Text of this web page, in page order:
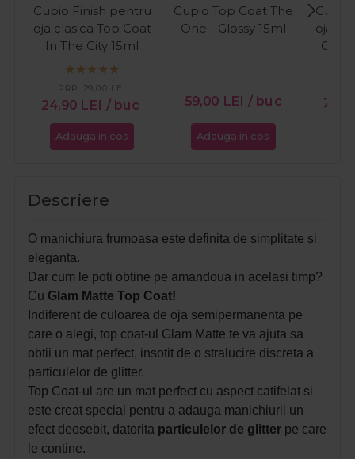
Cupio Finish pentru
oja clasica Top Coat
In The City 15ml
24,90 LEI / buc
PRP: 29,00 LEI
Adauga in cos
Cupio Top Coat The
One - Glossy 15ml
59,00 LEI / buc
Adauga in cos
Cupio
oja
Descriere
O manichiura frumoasa este definita de simplitate si
eleganta.
Dar cum le poti obtine pe amandoua in acelasi timp?
Cu Glam Matte Top Coat!
Indiferent de culoarea de oja semipermanenta pe
care o alegi, top coat-ul Glam Matte te va ajuta sa
obtii un mat perfect, insotit de o stralucire discreta a
particulelor de glitter.
Top Coat-ul are un mat perfect cu aspect catifelat si
este creat special pentru a adauga manichiurii un
efect deosebit, datorita particulelor de glitter pe care
le contine.